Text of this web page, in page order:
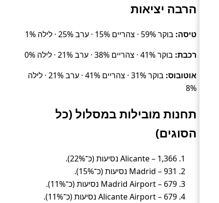
הרבה יציאות
טיסה: בוקר 59% · צהריים 15% · ערב 25% · לילה 1%
רכבת: בוקר 41% · צהריים 38% · ערב 21% · לילה 0%
אוטובוס:
בוקר 31% · צהריים 41% · ערב 21% · לילה
8%
תחנות מובילות במסלול (כל
הסוגים)
Alicante – 1,366 נסיעות (כ־22%).
Madrid – 931 נסיעות (כ־15%).
Madrid Airport – 679 נסיעות (כ־11%).
Alicante Airport – 679 נסיעות (כ־11%).